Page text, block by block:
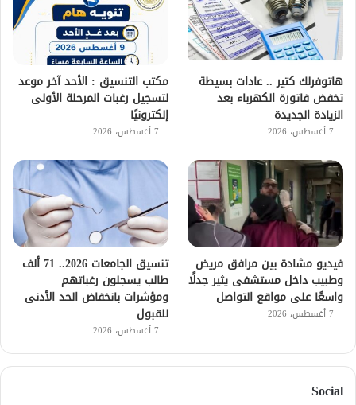
هاتوفرلك كتير .. عادات بسيطة
تخفض فاتورة الكهرباء بعد
الزيادة الجديدة
7 أغسطس، 2026
مكتب التنسيق : الأحد آخر موعد
لتسجيل رغبات المرحلة الأولى
إلكترونيًا
7 أغسطس، 2026
فيديو مشادة بين مرافق مريض
وطبيب داخل مستشفى يثير جدلًا
واسعًا على مواقع التواصل
7 أغسطس، 2026
تنسيق الجامعات 2026.. 71 ألف
طالب يسجلون رغباتهم
ومؤشرات بانخفاض الحد الأدنى
للقبول
7 أغسطس، 2026
Social